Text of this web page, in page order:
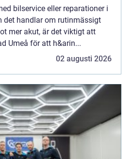
bilservice eller reparationer i
det handlar om rutinmässigt
mer akut, är det viktigt att
Umeå för att h&arin...
02 augusti 2026